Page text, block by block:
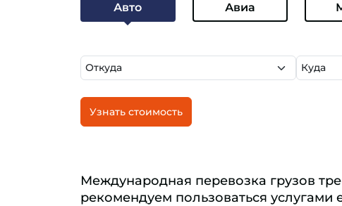
Авто Авиа
Узнать стоимость
Международная перевозка грузов
рекомендуем пользоваться услугами